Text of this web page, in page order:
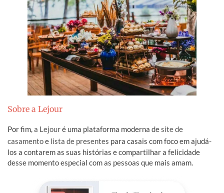
Sobre a Lejour
Por fim,a Lejouré uma plataforma moderna desite de
casamentoe lista de presentes para casais com foco em ajudá-
los a contarem as suas histórias e compartilhar a felicidade
desse momento especial com as pessoas que mais amam.